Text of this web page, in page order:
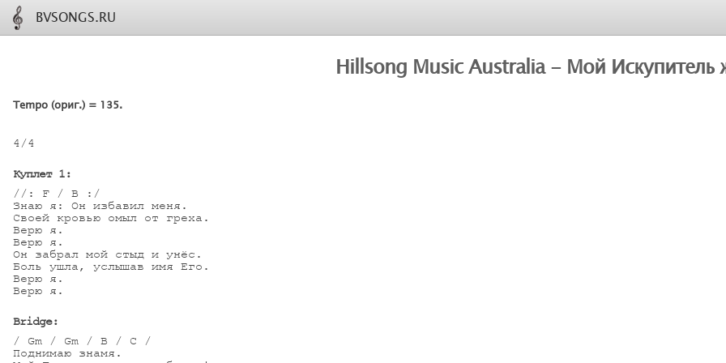
BVSONGS.RU
Hillsong Music Australia - Мой Искупитель
Tempo (ориг.) = 135.
4/4
Куплет 1:
//: F / B :/
Знаю я: Он избавил меня.
Своей кровью омыл от греха.
Верю я.
Верю я.
Он забрал мой стыд и унёс.
Боль ушла, услышав имя Его.
Верю я.
Верю я.
Bridge:
/ Gm / Gm / B / C /
Поднимаю знамя.